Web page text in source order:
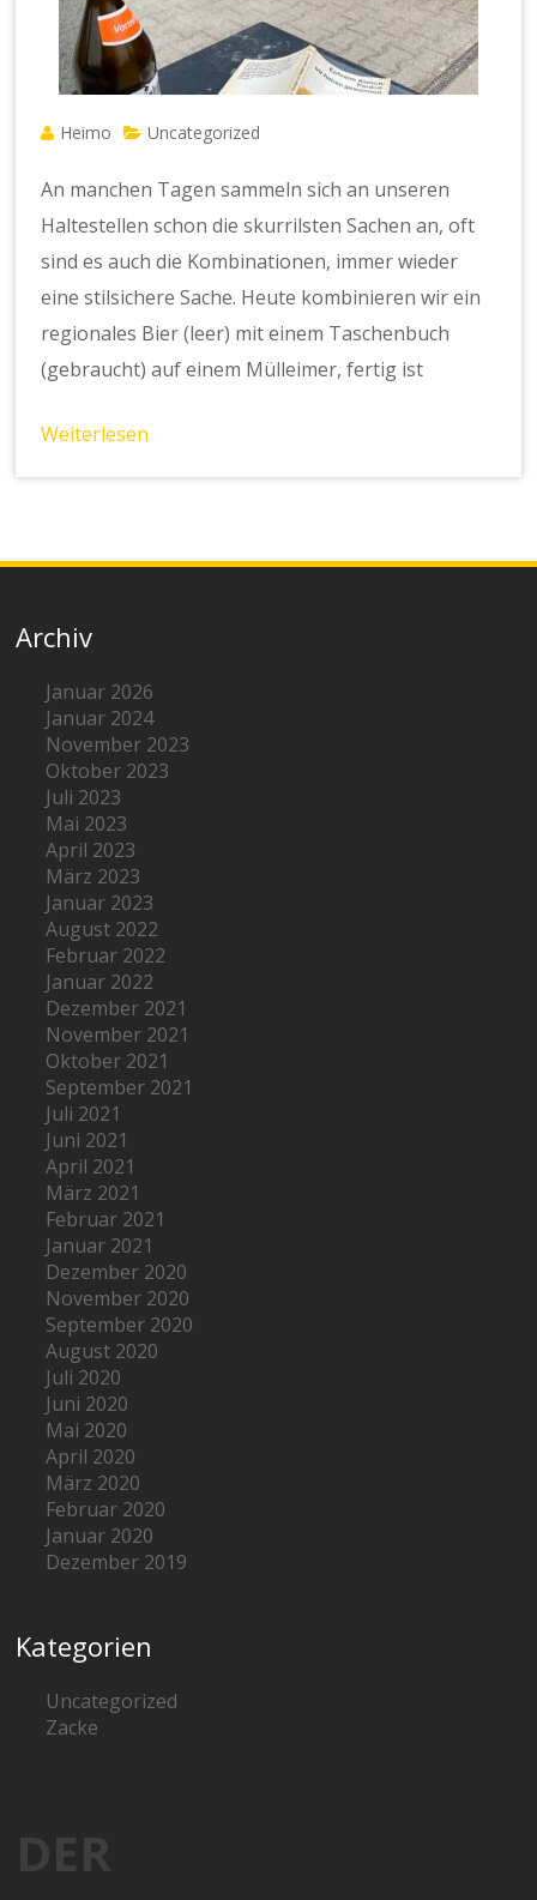
Heimo Uncategorized
An manchen Tagen sammeln sich an unseren
Haltestellen schon die skurrilsten Sachen an, oft
sind es auch die Kombinationen, immer wieder
eine stilsichere Sache. Heute kombinieren wir ein
regionales Bier (leer) mit einem Taschenbuch
(gebraucht) auf einem Mülleimer, fertig ist
Weiterlesen
Archiv
Januar 2026
Januar 2024
November 2023
Oktober 2023
Juli 2023
Mai 2023
April 2023
März 2023
Januar 2023
August 2022
Februar 2022
Januar 2022
Dezember 2021
November 2021
Oktober 2021
September 2021
Juli 2021
Juni 2021
April 2021
März 2021
Februar 2021
Januar 2021
Dezember 2020
November 2020
September 2020
August 2020
Juli 2020
Juni 2020
Mai 2020
April 2020
März 2020
Februar 2020
Januar 2020
Dezember 2019
Kategorien
Uncategorized
Zacke
DER